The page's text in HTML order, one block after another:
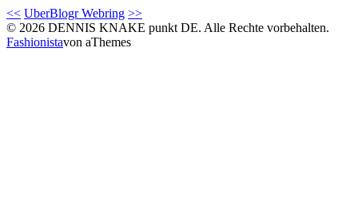
<< UberBlogr Webring >>
© 2026 DENNIS KNAKE punkt DE. Alle Rechte vorbehalten.
Fashionistavon aThemes